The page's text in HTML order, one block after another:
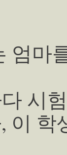
엄마
시
이 학